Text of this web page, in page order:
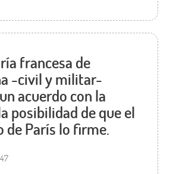
francesa de
-civil y militar-
acuerdo con la
posibilidad de que el
de París lo firme.